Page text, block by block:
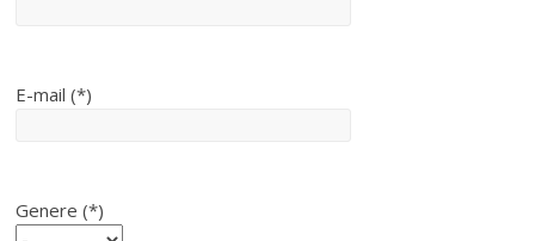
o
r
E-mail (*)
Genere (*)